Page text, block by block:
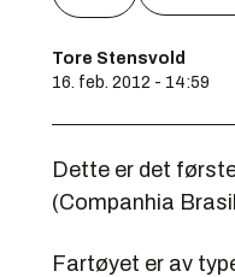
Tore Stensvold
16. feb. 2012 - 14:59
Dette er det
(Companhia
Fartøyet er av